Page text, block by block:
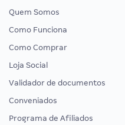
Quem Somos
Como Funciona
Como Comprar
Loja Social
Validador de documentos
Conveniados
Programa de Afiliados